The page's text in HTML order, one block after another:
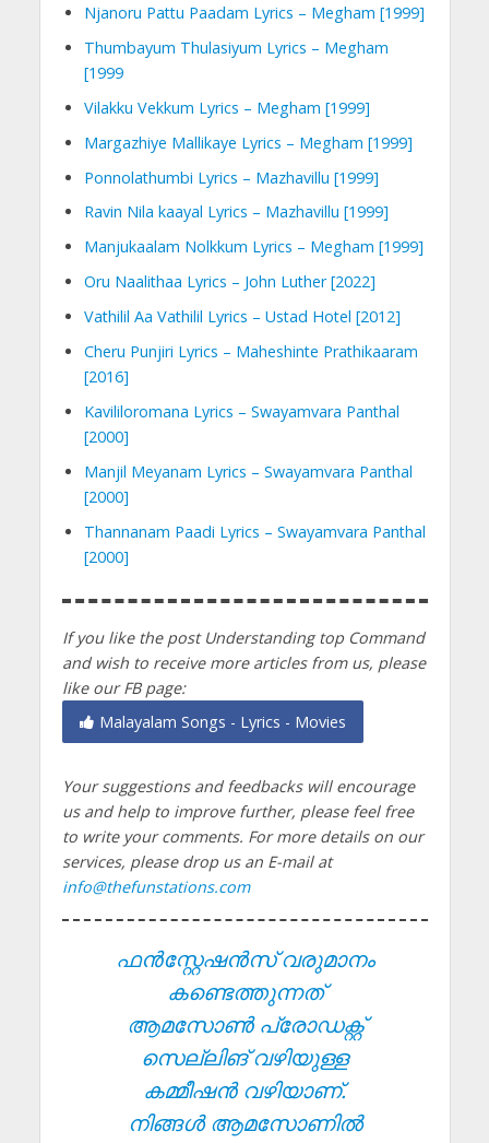
Njanoru Pattu Paadam Lyrics – Megham [1999]
Thumbayum Thulasiyum Lyrics – Megham
[1999
Vilakku Vekkum Lyrics – Megham [1999]
Margazhiye Mallikaye Lyrics – Megham [1999]
Ponnolathumbi Lyrics – Mazhavillu [1999]
Ravin Nila kaayal Lyrics – Mazhavillu [1999]
Manjukaalam Nolkkum Lyrics – Megham [1999]
Oru Naalithaa Lyrics – John Luther [2022]
Vathilil Aa Vathilil Lyrics – Ustad Hotel [2012]
Cheru Punjiri Lyrics – Maheshinte Prathikaaram
[2016]
Kavililoromana Lyrics – Swayamvara Panthal
[2000]
Manjil Meyanam Lyrics – Swayamvara Panthal
[2000]
Thannanam Paadi Lyrics – Swayamvara Panthal
[2000]
If you like the post Understanding top Command
and wish to receive more articles from us, please
like our FB page:
Malayalam Songs - Lyrics - Movies
Your suggestions and feedbacks will encourage
us and help to improve further, please feel free
to write your comments. For more details on our
services, please drop us an E-mail at
info@thefunstations.com
ഫൻസ്റ്റേഷൻസ് വരുമാനം
കണ്ടെത്തുന്നത്
ആമസോൺ പ്രോഡക്റ്റ്
സെല്ലിങ് വഴിയുള്ള
കമ്മീഷൻ വഴിയാണ്.
നിങ്ങൾ ആമസോണിൽ